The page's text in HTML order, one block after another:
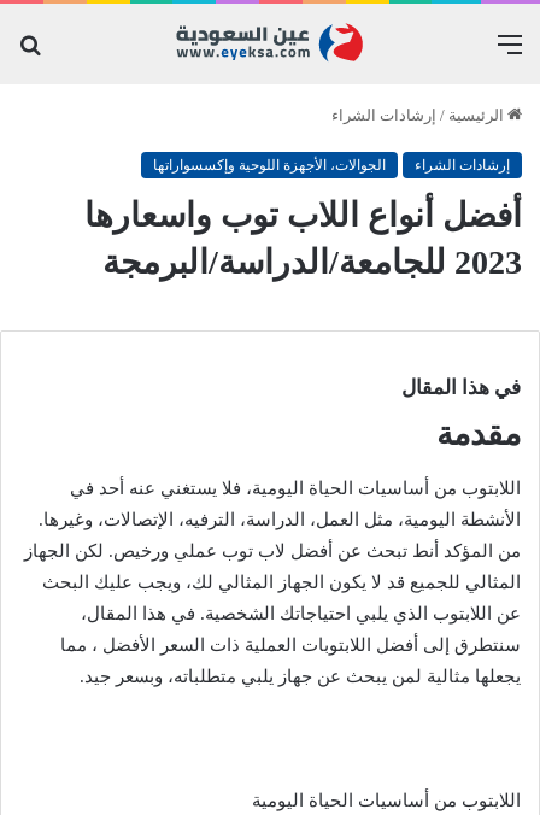
الرئيسية / إرشادات الشراء
إرشادات الشراء الجوالات، الأجهزة اللوحية وإكسسواراتها
أفضل أنواع اللاب توب واسعارها
2023 للجامعة/الدراسة/البرمجة
في هذا المقال
مقدمة
اللابتوب من أساسيات الحياة اليومية، فلا يستغني عنه أحد في
الأنشطة اليومية، مثل العمل، الدراسة، الترفيه، الإتصالات، وغيرها.
من المؤكد أنط تبحث عن أفضل لاب توب عملي ورخيص. لكن الجهاز
المثالي للجميع قد لا يكون الجهاز المثالي لك، ويجب عليك البحث
عن اللابتوب الذي يلبي احتياجاتك الشخصية. في هذا المقال،
سنتطرق إلى أفضل اللابتوبات العملية ذات السعر الأفضل ، مما
يجعلها مثالية لمن يبحث عن جهاز يلبي متطلباته، وبسعر جيد.
اللابتوب من أساسيات الحياة اليومية